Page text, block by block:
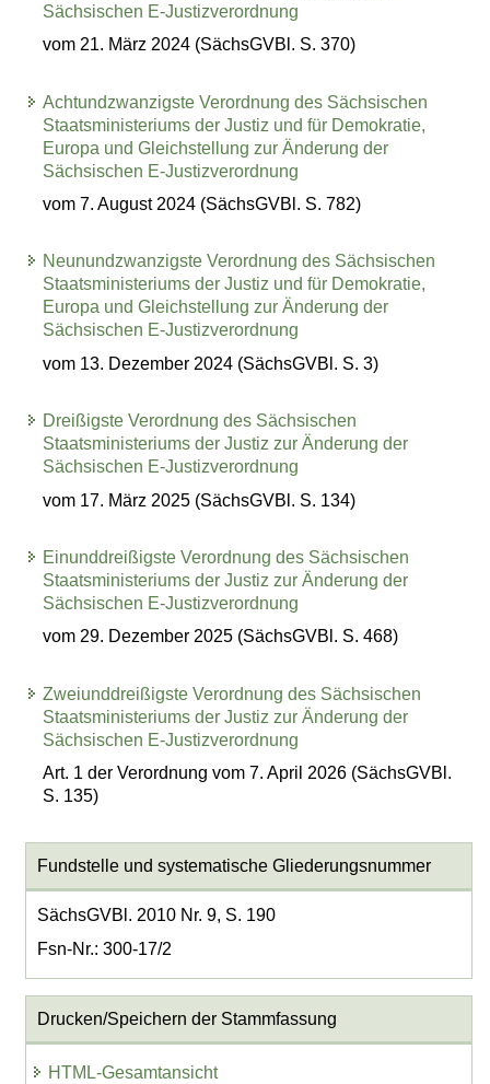
Sächsischen E-Justizverordnung
vom 21. März 2024 (SächsGVBl. S. 370)
Achtundzwanzigste Verordnung des Sächsischen
Staatsministeriums der Justiz und für Demokratie,
Europa und Gleichstellung zur Änderung der
Sächsischen E-Justizverordnung
vom 7. August 2024 (SächsGVBl. S. 782)
Neunundzwanzigste Verordnung des Sächsischen
Staatsministeriums der Justiz und für Demokratie,
Europa und Gleichstellung zur Änderung der
Sächsischen E-Justizverordnung
vom 13. Dezember 2024 (SächsGVBl. S. 3)
Dreißigste Verordnung des Sächsischen
Staatsministeriums der Justiz zur Änderung der
Sächsischen E-Justizverordnung
vom 17. März 2025 (SächsGVBl. S. 134)
Einunddreißigste Verordnung des Sächsischen
Staatsministeriums der Justiz zur Änderung der
Sächsischen E-Justizverordnung
vom 29. Dezember 2025 (SächsGVBl. S. 468)
Zweiunddreißigste Verordnung des Sächsischen
Staatsministeriums der Justiz zur Änderung der
Sächsischen E-Justizverordnung
Art. 1 der Verordnung vom 7. April 2026 (SächsGVBl.
S. 135)
Fundstelle und systematische Gliederungsnummer
SächsGVBl. 2010 Nr. 9, S. 190
Fsn-Nr.: 300-17/2
Drucken/Speichern der Stammfassung
HTML-Gesamtansicht